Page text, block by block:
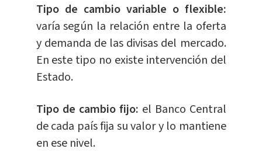
Tipo de cambio variable o flexible:
varía según la relación entre la oferta
y demanda de las divisas del mercado.
En este tipo no existe intervención del
Estado.
Tipo de cambio fijo: el Banco Central
de cada país fija su valor y lo mantiene
en ese nivel.